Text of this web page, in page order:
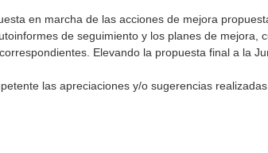
en marcha de las acciones de mejora
de seguimiento y los planes de mejora,
Elevando la propuesta final a la
las apreciaciones y/o sugerencias